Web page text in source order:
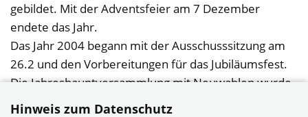
gebildet. Mit der Adventsfeier am 7 Dezember
endete das Jahr.
Das Jahr 2004 begann mit der Ausschusssitzung am
26.2 und den Vorbereitungen für das Jubiläumsfest.
Die Jahreshauptversammlung mit Neuwahlen wurde
auf den 27.3 terminiert Danach sieht man der Feier
Hinweis zum Datenschutz